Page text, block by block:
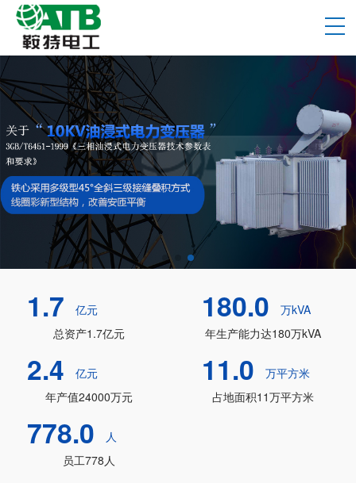
1.7
亿元
总资产1.7亿元
180.0
万kVA
年生产能力达180万kVA
2.4
亿元
年产值24000万元
11.0
万平方米
占地面积11万平方米
778.0
人
员工778人